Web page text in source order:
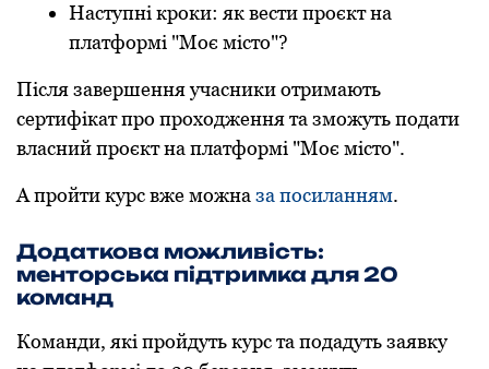
Наступні кроки: як вести проєкт на
платформі "Моє місто"?
Після завершення учасники отримають
сертифікат про проходження та зможуть подати
власний проєкт на платформі "Моє місто".
А пройти курс вже можназа посиланням.
Додаткова можливість:
менторська підтримка для 20
команд
Команди, які пройдуть курс та подадуть заявку